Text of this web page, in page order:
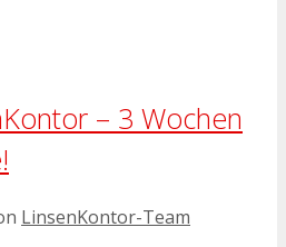
– 3 Wochen
LinsenKontor-Team